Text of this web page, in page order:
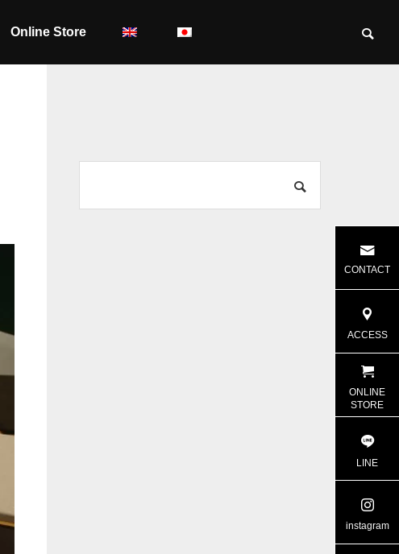
Online Store
CONTACT
ACCESS
ONLINE
STORE
LINE
instagram